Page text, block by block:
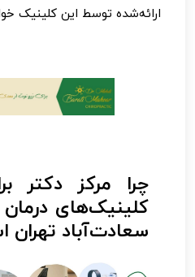
ارائه‌شده توسط این کلینیک
چرا مرکز دکتر
کلینیک‌های
سعادت‌آباد